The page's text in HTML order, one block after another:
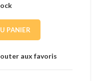
PANIER
aux favoris